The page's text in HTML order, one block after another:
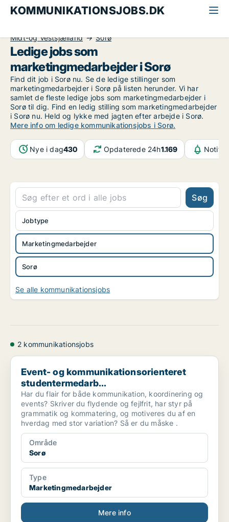
KOMMUNIKATIONSJOBS.DK
Midt-og Vestsjælland
Sorø
Ledige jobs som
marketingmedarbejder i Sorø
Find dit job i Sorø nu. Se de ledige stillinger som
marketingmedarbejder i Sorø på listen herunder. Vi har
samlet de fleste ledige jobs som marketingmedarbejder i
Sorø til dig. Find en ledig stilling som marketingmedarbejder
i Sorø nu. Held og lykke med jagten efter arbejde i Sorø.
Mere info om ledige kommunikationsjobs i Sorø.
Nye i dag430 Opdaterede 24h1.169
Søg
Marketingmedarbejder
Sorø
Jobtype
Se alle kommunikationsjobs
2 kommunikationsjobs
Event- og kommunikationsorienteret studentermedarb...
Event- og kommunikationsorienteret
studentermedarb...
Har du flair for både kommunikation, koordinering og
events? Skriver du flydende og fejlfrit, har styr på
grammatik og kommatering, og motiveres du af en
hverdag med stor variation? Så er du måske .
Område
Sorø
Type
Marketingmedarbejder
Mere info